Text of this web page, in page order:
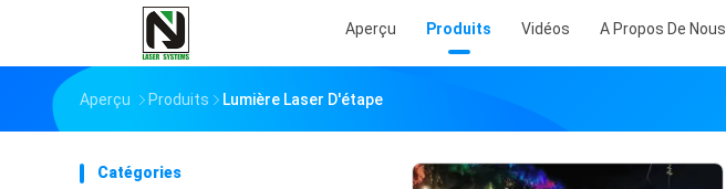
Aperçu Produits Vidéos A Propos De Nous
Aperçu Produits Lumière Laser D'étape
Catégories